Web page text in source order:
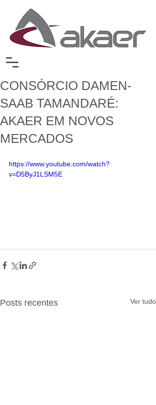
CONSÓRCIO DAMEN-
SAAB TAMANDARÉ:
AKAER EM NOVOS
MERCADOS
https://www.youtube.com/watch?
v=D5ByJ1LSM5E
Posts recentes Ver tudo